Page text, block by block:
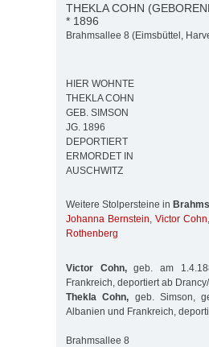
THEKLA COHN
* 1896
Brahmsallee 8 (Eimsbüttel,
HIER WOHNTE
THEKLA COHN
GEB. SIMSON
JG. 1896
DEPORTIERT
ERMORDET IN
AUSCHWITZ
Weitere Stolpersteine in
Johanna Bernstein, Victor Cohn,
Rothenberg
Victor Cohn,geb. am
Frankreich, deportiert ab
Thekla Cohn, geb. Simson,
Albanien und Frankreich,
Brahmsallee 8